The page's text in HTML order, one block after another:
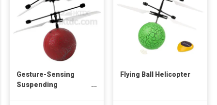
Gesture-Sensing
Suspending
Flying Ball Helicopter